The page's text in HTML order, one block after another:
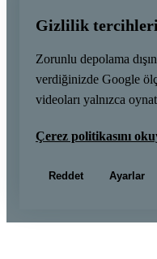
Gizlilik tercihleri
Zorunlu depolama
verdiğinizde Google
videoları yalnızca
Çerez politikasını
Reddet Ayarlar